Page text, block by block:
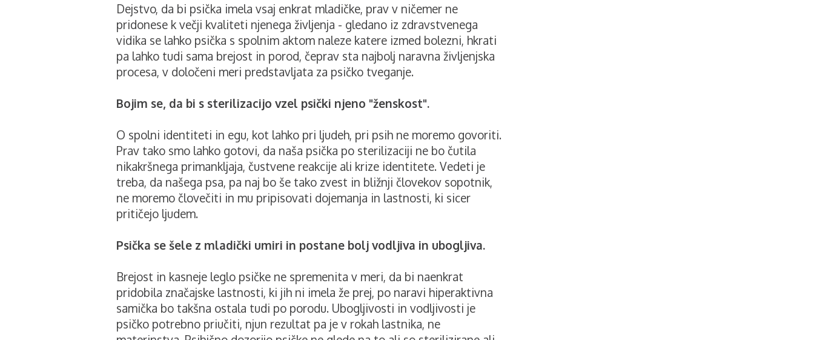
Dejstvo, da bi psička imela vsaj enkrat mladičke, prav v ničemer ne
pridonese k večji kvaliteti njenega življenja - gledano iz zdravstvenega
vidika se lahko psička s spolnim aktom naleze katere izmed bolezni, hkrati
pa lahko tudi sama brejost in porod, čeprav sta najbolj naravna življenjska
procesa, v določeni meri predstavljata za psičko tveganje.
Bojim se, da bi s sterilizacijo vzel psički njeno "ženskost".
O spolni identiteti in egu, kot lahko pri ljudeh, pri psih ne moremo govoriti.
Prav tako smo lahko gotovi, da naša psička po sterilizaciji ne bo čutila
nikakršnega primankljaja, čustvene reakcije ali krize identitete. Vedeti je
treba, da našega psa, pa naj bo še tako zvest in bližnji človekov sopotnik,
ne moremo človečiti in mu pripisovati dojemanja in lastnosti, ki sicer
pritičejo ljudem.
Psička se šele z mladički umiri in postane bolj vodljiva in ubogljiva.
Brejost in kasneje leglo psičke ne spremenita v meri, da bi naenkrat
pridobila značajske lastnosti, ki jih ni imela že prej, po naravi hiperaktivna
samička bo takšna ostala tudi po porodu. Ubogljivosti in vodljivosti je
psičko potrebno priučiti, njun rezultat pa je v rokah lastnika, ne